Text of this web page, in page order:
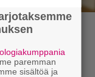
paremman
sisältöä ja